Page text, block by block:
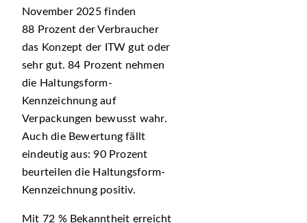
November 2025 finden
88 Prozent der Verbraucher
das Konzept der ITW gut oder
sehr gut. 84 Prozent nehmen
die Haltungsform-
Kennzeichnung auf
Verpackungen bewusst wahr.
Auch die Bewertung fällt
eindeutig aus: 90 Prozent
beurteilen die Haltungsform-
Kennzeichnung positiv.
Mit 72 % Bekanntheit erreicht